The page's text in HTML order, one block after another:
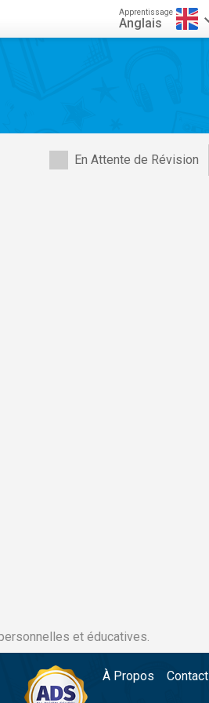
Apprentissage
Anglais
En Attente de Révision
et éducatives.
À Propos Contact